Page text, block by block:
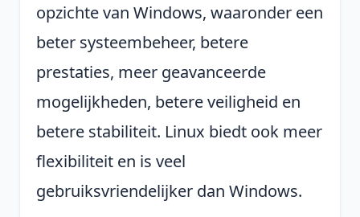
opzichte van Windows, waaronder een
beter systeembeheer, betere
prestaties, meer geavanceerde
mogelijkheden, betere veiligheid en
betere stabiliteit. Linux biedt ook meer
flexibiliteit en is veel
gebruiksvriendelijker dan Windows.